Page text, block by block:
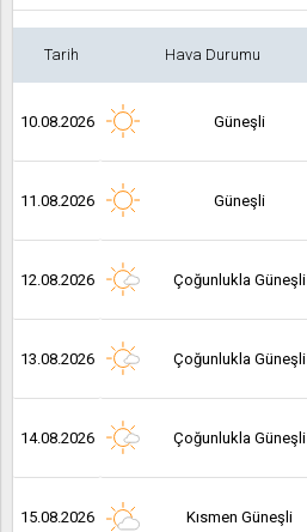
Tarih Hava Durumu
10.08.2026 Güneşli
11.08.2026 Güneşli
12.08.2026 Çoğunlukla Güneşli
13.08.2026 Çoğunlukla Güneşli
14.08.2026 Çoğunlukla Güneşli
15.08.2026 Kısmen Güneşli